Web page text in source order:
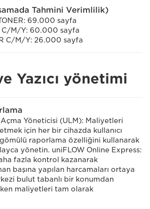
Tahmini Verimlilik)
69.000 sayfa
C/M/Y: 60.000 sayfa
C/M/Y: 26.000 sayfa
Yazıcı yönetimi
Yöneticisi (ULM): Maliyetleri
için her bir cihazda kullanıcı
raporlama özelliğini kullanarak
yönetin. uniFLOW Online Express:
fazla kontrol kazanarak
başına yapılan harcamaları ortaya
bulut tabanlı bir konumdan
maliyetleri tam olarak